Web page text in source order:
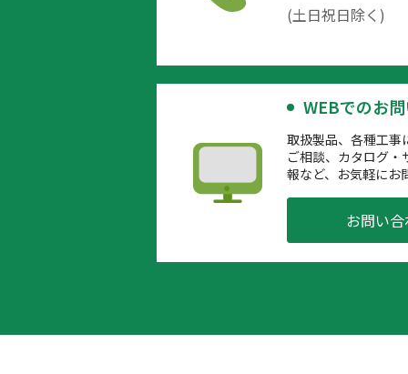
(土日祝日除く)
WEBでのお
取扱製品、各種工事
ご相談、カタログ
報など、お気軽にお
お問い